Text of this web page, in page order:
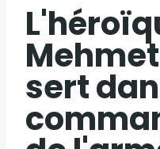
sert